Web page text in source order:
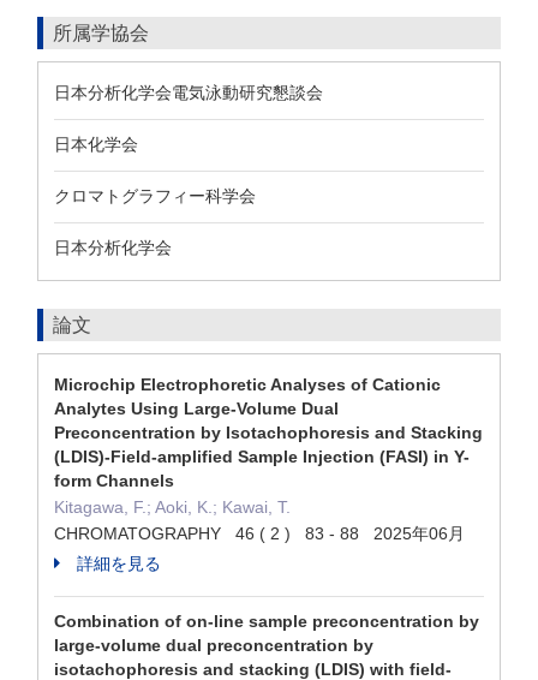
所属学協会
日本分析化学会電気泳動研究懇談会
日本化学会
クロマトグラフィー科学会
日本分析化学会
論文
Microchip Electrophoretic Analyses of Cationic
Analytes Using Large-Volume Dual
Preconcentration by Isotachophoresis and Stacking
(LDIS)-Field-amplified Sample Injection (FASI) in Y-
form Channels
Kitagawa, F.; Aoki, K.; Kawai, T.
CHROMATOGRAPHY 46 ( 2 ) 83 - 88 2025年06月
詳細を見る
Combination of on-line sample preconcentration by
large-volume dual preconcentration by
isotachophoresis and stacking (LDIS) with field-